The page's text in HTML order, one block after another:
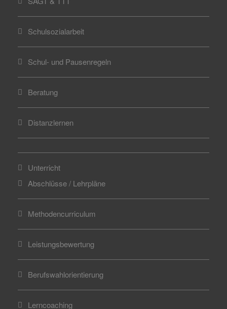
Schulsozialarbeit
Schul- und Pausenregeln
Beratung
Distanzlernen
Unterricht
Abschlüsse / Lehrpläne
Methodencurriculum
Leistungsbewertung
Berufswahlorientierung
Lerncoaching